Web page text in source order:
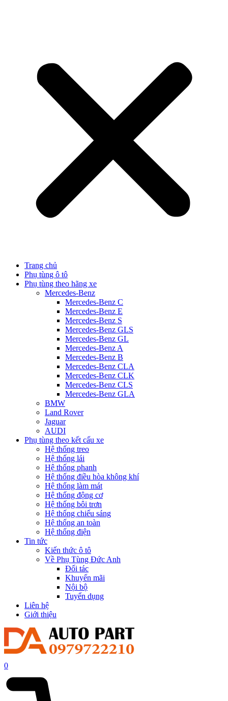
Trang chủ
Phụ tùng ô tô
Phụ tùng theo hãng xe
Mercedes-Benz
Mercedes-Benz C
Mercedes-Benz E
Mercedes-Benz S
Mercedes-Benz GLS
Mercedes-Benz GL
Mercedes-Benz A
Mercedes-Benz B
Mercedes-Benz CLA
Mercedes-Benz CLK
Mercedes-Benz CLS
Mercedes-Benz GLA
BMW
Land Rover
Jaguar
AUDI
Phụ tùng theo kết cấu xe
Hệ thống treo
Hệ thống lái
Hệ thống phanh
Hệ thống điều hòa không khí
Hệ thống làm mát
Hệ thống động cơ
Hệ thống bôi trơn
Hệ thống chiếu sáng
Hệ thống an toàn
Hệ thống điện
Tin tức
Kiến thức ô tô
Về Phụ Tùng Đức Anh
Đối tác
Khuyến mãi
Nội bộ
Tuyển dụng
Liên hệ
Giới thiệu
0